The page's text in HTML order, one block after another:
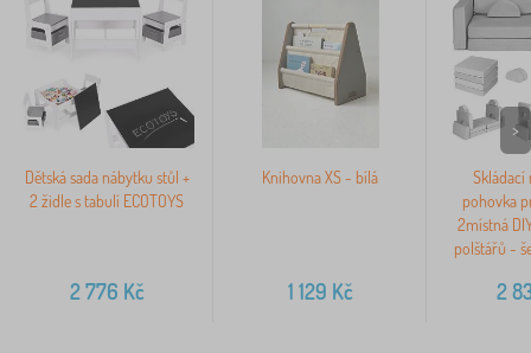
Dětská sada nábytku stůl +
2 židle s tabulí ECOTOYS
2 776 Kč
Knihovna XS - bílá
1 129 Kč
pohovka
2místná
polštářů -
2
>